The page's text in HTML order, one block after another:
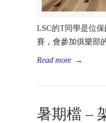
LSC的T同學是位
賽，會參加俱樂部
Read more →
暑期檔 –